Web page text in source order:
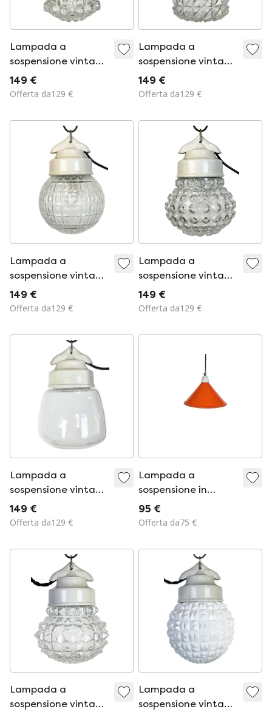
Lampada a
sospensione vintage
in porcellana
bianca, anni '70
149 €
Offerta da129 €
Lampada a
sospensione vintage
in porcellana
bianca, anni '70
149 €
Offerta da129 €
Lampada a
sospensione vintage
in porcellana
bianca, anni '70
149 €
Offerta da129 €
Lampada a
sospensione vintage
in porcellana
bianca, anni '70
149 €
Offerta da129 €
Lampada a
sospensione vintage
in porcellana
bianca, anni '70
149 €
Offerta da129 €
Lampada a
sospensione in
metallo dal design
industriale |
in porcellana | anni
95 €
Offerta da75 €
Lampada a
sospensione vintage
Lampada a
sospensione vintage